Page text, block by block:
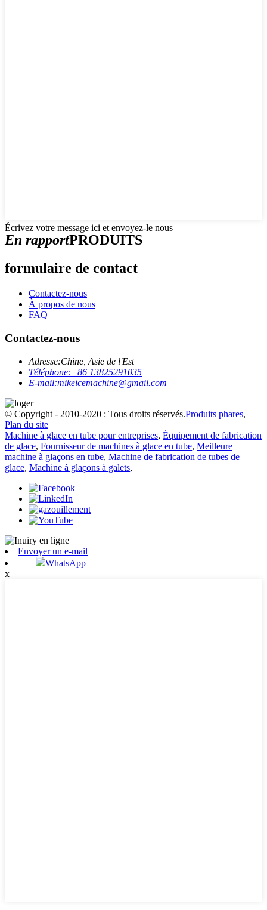
Écrivez votre message ici et envoyez-le nous
En rapportPRODUITS
formulaire de contact
Contactez-nous
À propos de nous
FAQ
Contactez-nous
Adresse:Chine, Asie de l'Est
Téléphone:+86 13825291035
E-mail:mikeicemachine@gmail.com
© Copyright - 2010-2020 : Tous droits réservés.Produits phares,
Plan du site
Machine à glace en tube pour entreprises, Équipement de fabrication
de glace, Fournisseur de machines à glace en tube, Meilleure
machine à glaçons en tube, Machine de fabrication de tubes de
glace, Machine à glaçons à galets,
Envoyer un e-mail
WhatsApp
x